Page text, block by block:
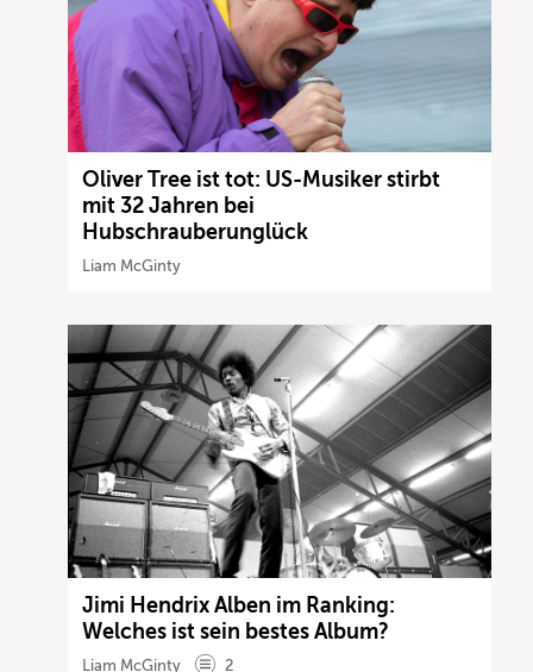
Oliver Tree ist tot: US-Musiker stirbt
mit 32 Jahren bei
Hubschrauberunglück
Liam McGinty
Jimi Hendrix Alben im Ranking:
Welches ist sein bestes Album?
Liam McGinty 2